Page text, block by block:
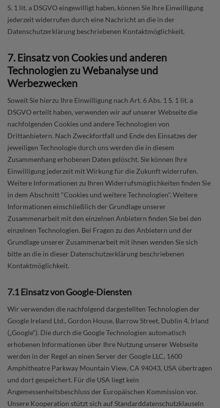
S. 1 lit. a DSGVO eingewilligt haben, können Sie Ihre Einwilligung
jederzeit widerrufen durch eine Nachricht an die in der
Datenschutzerklärung beschriebenen Kontaktmöglichkeit.
7. Einsatz von Cookies und anderen
Technologien zu Webanalyse und
Werbezwecken
Soweit Sie hierzu Ihre Einwilligung nach Art. 6 Abs. 1 S. 1 lit. a
DSGVO erteilt haben, verwenden wir auf unserer Webseite die
nachfolgenden Cookies und andere Technologien von
Drittanbietern. Nach Zweckfortfall und Ende des Einsatzes der
jeweiligen Technologie durch uns werden die in diesem
Zusammenhang erhobenen Daten gelöscht. Sie können Ihre
Einwilligung jederzeit mit Wirkung für die Zukunft widerrufen.
Weitere Informationen zu Ihren Widerrufsmöglichkeiten finden Sie
in dem Abschnitt "Cookies und weitere Technologien". Weitere
Informationen einschließlich der Grundlage unserer
Zusammenarbeit mit den einzelnen Anbietern finden Sie bei den
einzelnen Technologien. Bei Fragen zu den Anbietern und der
Grundlage unserer Zusammenarbeit mit ihnen wenden Sie sich
bitte an die in dieser Datenschutzerklärung beschriebenen
Kontaktmöglichkeit.
7.1 Einsatz von Google-Diensten
Wir verwenden die nachfolgend dargestellten Technologien der
Google Ireland Ltd., Gordon House, Barrow Street, Dublin 4, Irland
(„Google“). Die durch die Google Technologien automatisch
erhobenen Informationen über Ihre Nutzung unserer Webseite
werden in der Regel an einen Server der Google LLC, 1600
Amphitheatre Parkway Mountain View, CA 94043, USA übertragen
und dort gespeichert. Für die USA liegt kein
Angemessenheitsbeschluss der Europäischen Kommission vor.
Unsere Kooperation stützt sich auf Standarddatenschutzklauseln